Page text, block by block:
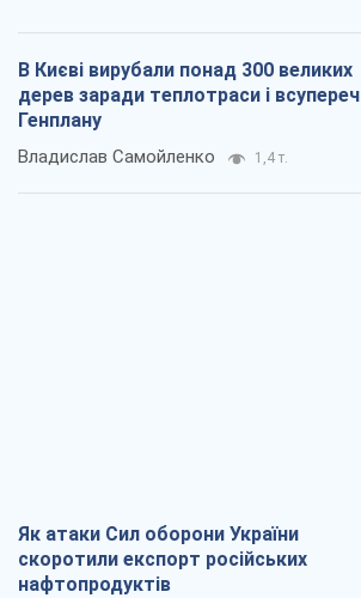
В Києві вирубали понад 300 великих
дерев заради теплотраси і всупереч
Генплану
Владислав Самойленко 1,4 т.
Як атаки Сил оборони України
скоротили експорт російських
нафтопродуктів